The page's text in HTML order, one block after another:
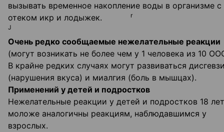
вызывать временное накопление воды в организме с
отеком икр и лодыжек.
r
J
Очень редко сообщаемые нежелательные реакции
(могут возникать не более чем у 1 человека из 10
В крайне редких случаях могут развиваться
(нарушения вкуса) и миалгия (боль в мышцах).
Применений у детей и подростков
Нежелательные реакции у детей и подростков 18
моложе аналогичны реакциям, наблюдавшимся у
взрослых.